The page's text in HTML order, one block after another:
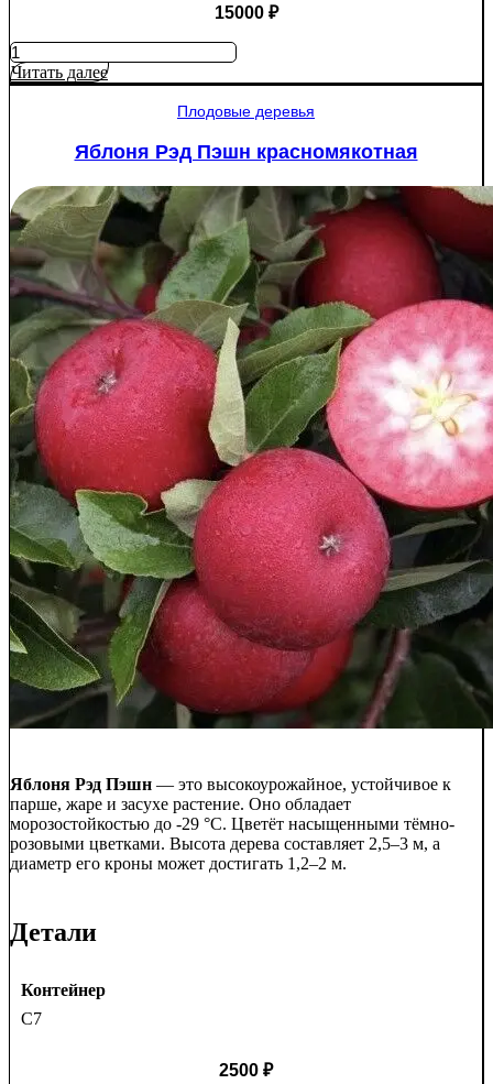
15000 ₽
Количество
товара
Туя
Читать далее
Плодовые деревья
Яблоня Рэд Пэшн красномякотная
Яблоня Рэд Пэшн — это высокоурожайное, устойчивое к
парше, жаре и засухе растение. Оно обладает
морозостойкостью до -29 °C. Цветёт насыщенными тёмно-
розовыми цветками. Высота дерева составляет 2,5–3 м, а
диаметр его кроны может достигать 1,2–2 м.
Детали
Контейнер
C7
2500 ₽